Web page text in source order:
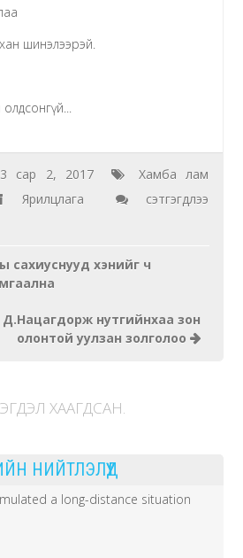
шинэлээрэй.
3 сар 2, 2017
Хамба лам
Ярилцлага
Дэлхийн
дээр
сэтгэгдлээ
сахиуснууд хэнийг ч
нутгийнхаа зон
олонтой уулзан золголоо
ХААГДСАН.
НИЙТЛЭЛҮҮД
a long-distance situation